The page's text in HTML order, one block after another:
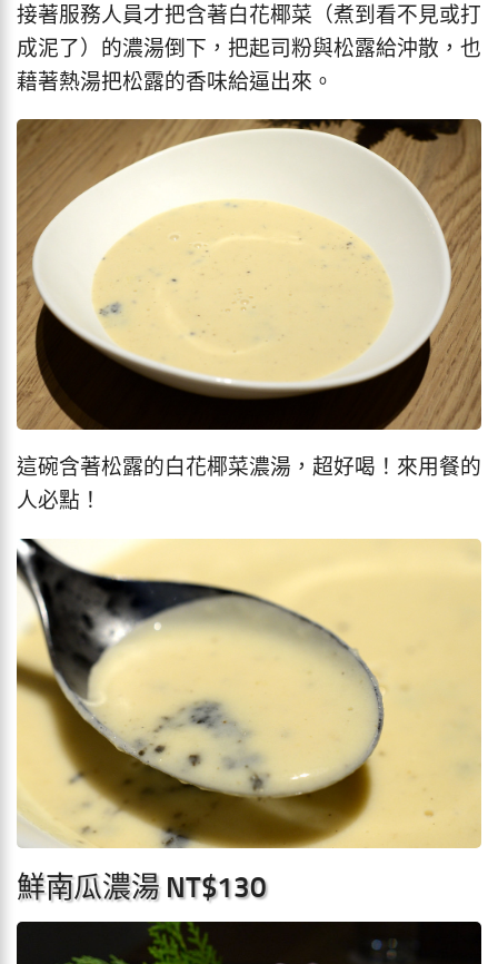
接著服務人員才把含著白花椰菜（煮到看不見或打
成泥了）的濃湯倒下，把起司粉與松露給沖散，也
藉著熱湯把松露的香味給逼出來。
這碗含著松露的白花椰菜濃湯，超好喝！來用餐的
人必點！
鮮南瓜濃湯 NT$130